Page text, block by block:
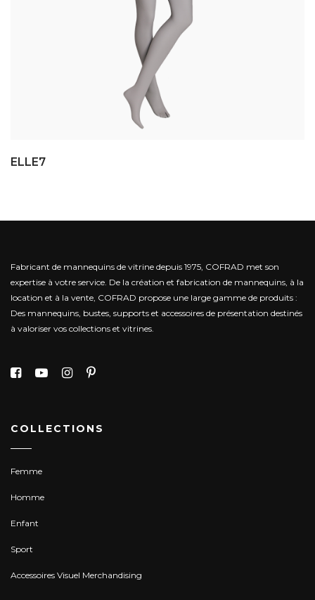
ELLE7
Fabricant de mannequins de vitrine depuis 1975, COFRAD met son
expertise à votre service. De la création et fabrication de mannequins, à la
location et à la vente, COFRAD propose une large gamme de produits :
Des mannequins, bustes, supports et accessoires de présentation destinés
à valoriser vos collections et vitrines.
COLLECTIONS
Femme
Homme
Enfant
Sport
Accessoires Visuel Merchandising